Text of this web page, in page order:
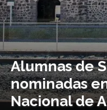
Alumnas de
nominadas
Nacional de